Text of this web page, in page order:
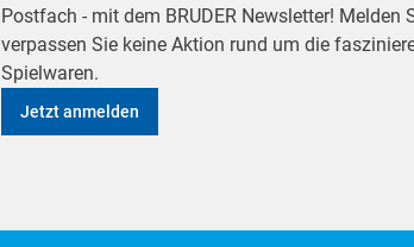
Postfach - mit dem BRUDER Newsletter! Melden
verpassen Sie keine Aktion rund um die
Spielwaren.
Jetzt anmelden